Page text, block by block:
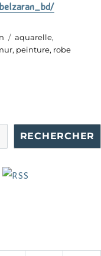
Étiquettes
aquarelle,
, peinture, robe
RECHERCHER